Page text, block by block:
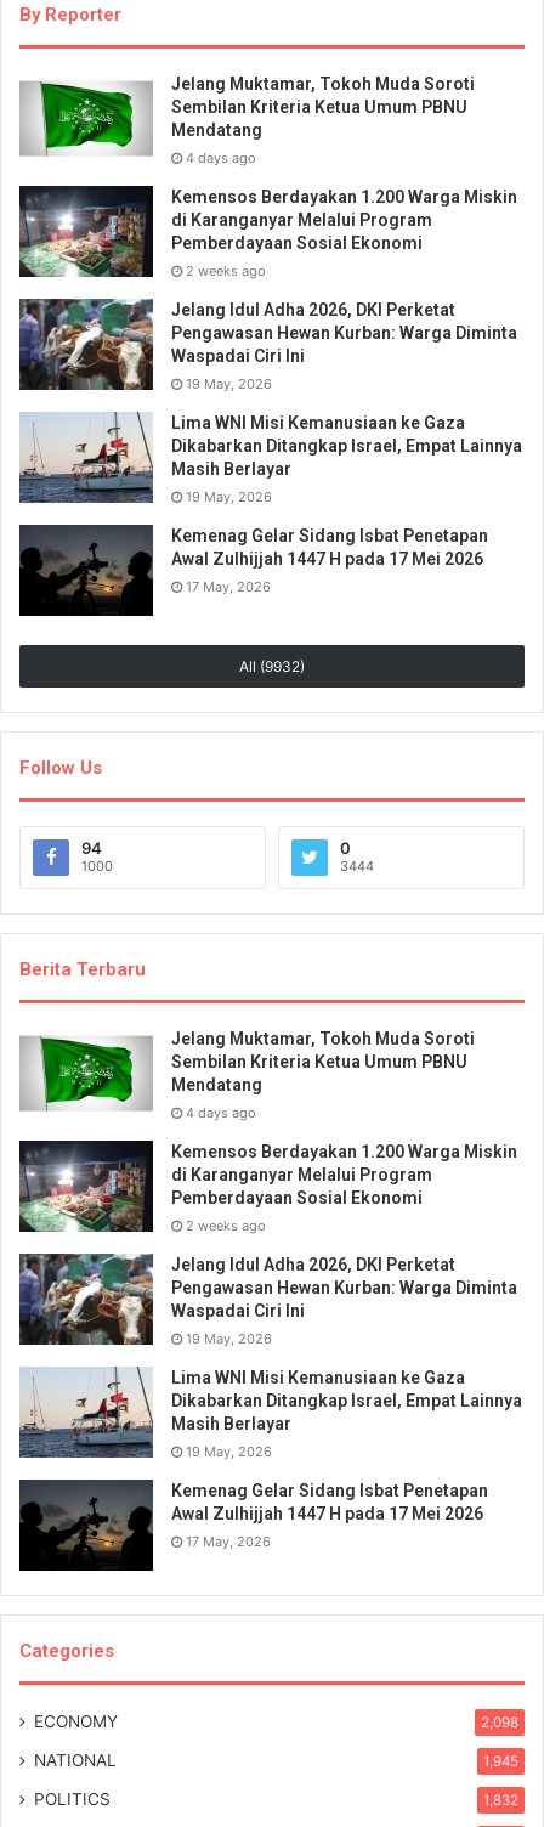
By Reporter
Jelang Muktamar, Tokoh Muda Soroti
Sembilan Kriteria Ketua Umum PBNU
Mendatang
4 days ago
Kemensos Berdayakan 1.200 Warga Miskin
di Karanganyar Melalui Program
Pemberdayaan Sosial Ekonomi
2 weeks ago
Jelang Idul Adha 2026, DKI Perketat
Pengawasan Hewan Kurban: Warga Diminta
Waspadai Ciri Ini
19 May, 2026
Lima WNI Misi Kemanusiaan ke Gaza
Dikabarkan Ditangkap Israel, Empat Lainnya
Masih Berlayar
19 May, 2026
Kemenag Gelar Sidang Isbat Penetapan
Awal Zulhijjah 1447 H pada 17 Mei 2026
17 May, 2026
All (9932)
Follow Us
94
1000
0
3444
Berita Terbaru
Jelang Muktamar, Tokoh Muda Soroti
Sembilan Kriteria Ketua Umum PBNU
Mendatang
4 days ago
Kemensos Berdayakan 1.200 Warga Miskin
di Karanganyar Melalui Program
Pemberdayaan Sosial Ekonomi
2 weeks ago
Jelang Idul Adha 2026, DKI Perketat
Pengawasan Hewan Kurban: Warga Diminta
Waspadai Ciri Ini
19 May, 2026
Lima WNI Misi Kemanusiaan ke Gaza
Dikabarkan Ditangkap Israel, Empat Lainnya
Masih Berlayar
19 May, 2026
Kemenag Gelar Sidang Isbat Penetapan
Awal Zulhijjah 1447 H pada 17 Mei 2026
17 May, 2026
Categories
ECONOMY 2,098
NATIONAL 1,945
POLITICS 1,832